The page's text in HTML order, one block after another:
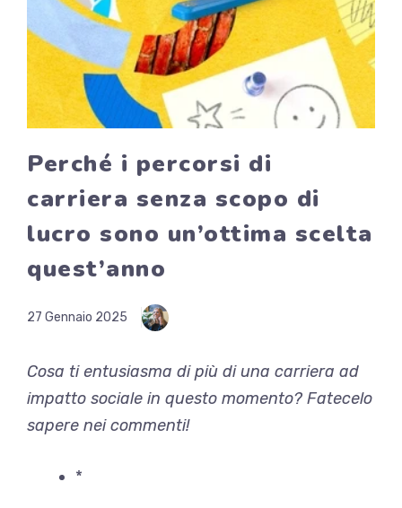
Perché i percorsi di
carriera senza scopo di
lucro sono un’ottima scelta
quest’anno
27 Gennaio 2025
Cosa ti entusiasma di più di una carriera ad
impatto sociale in questo momento? Fatecelo
sapere nei commenti!
*